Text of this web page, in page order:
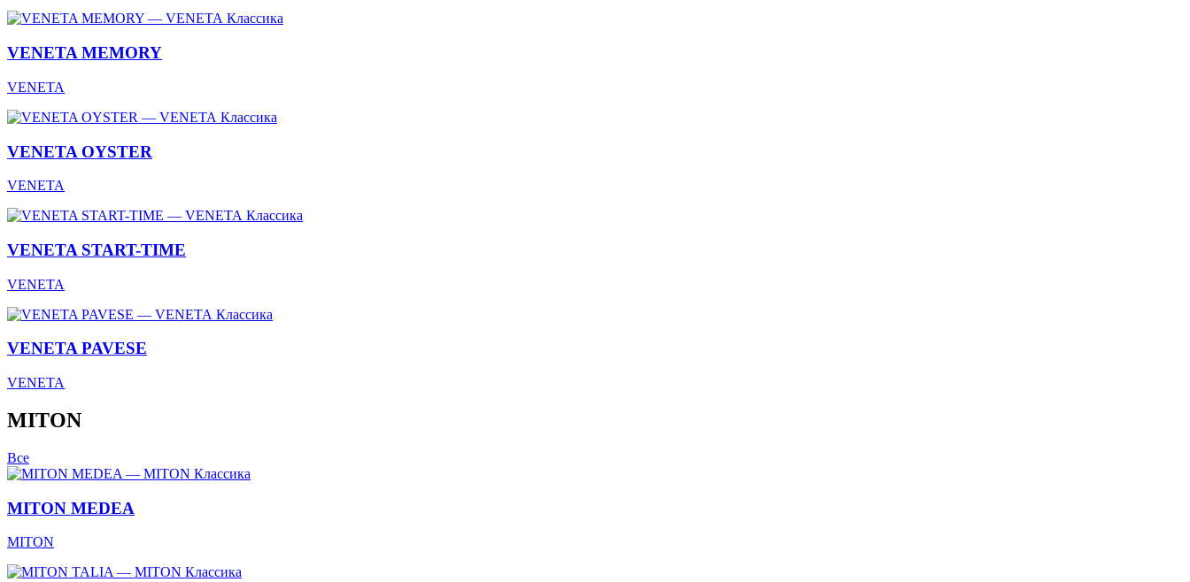
Классика
VENETA MEMORY
VENETA
Классика
VENETA OYSTER
VENETA
Классика
VENETA START-TIME
VENETA
Классика
VENETA PAVESE
VENETA
MITON
Все
Классика
MITON MEDEA
MITON
Классика